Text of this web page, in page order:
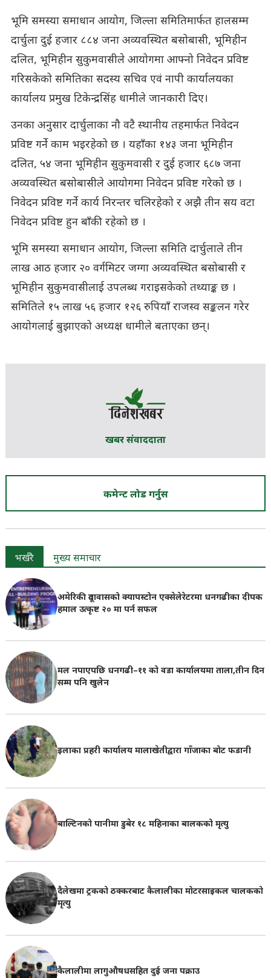
भूमि समस्या समाधान आयोग, जिल्ला समितिमार्फत हालसम्म
दार्चुला दुई हजार ८८४ जना अव्यवस्थित बसोबासी, भूमिहीन
दलित, भूमिहीन सुकुमवासीले आयोगमा आफ्नो निवेदन प्रविष्ट
गरिसकेको समितिका सदस्य सचिव एवं नापी कार्यालयका
कार्यालय प्रमुख टिकेन्द्रसिंह धामीले जानकारी दिए।
उनका अनुसार दार्चुलाका नौ वटै स्थानीय तहमार्फत निवेदन
प्रविष्ट गर्ने काम भइरहेको छ । यहाँका १४३ जना भूमिहीन
दलित, ५४ जना भूमिहीन सुकुमवासी र दुई हजार ६८७ जना
अव्यवस्थित बसोबासीले आयोगमा निवेदन प्रविष्ट गरेको छ ।
निवेदन प्रविष्ट गर्ने कार्य निरन्तर चलिरहेको र अझै तीन सय वटा
निवेदन प्रविष्ट हुन बाँकी रहेको छ ।
भूमि समस्या समाधान आयोग, जिल्ला समिति दार्चुलाले तीन
लाख आठ हजार २० वर्गमिटर जग्गा अव्यवस्थित बसोबासी र
भूमिहीन सुकुमवासीलाई उपलब्ध गराइसकेको तथ्याङ्क छ ।
समितिले १५ लाख ५६ हजार १२६ रुपियाँ राजस्व सङ्कलन गरेर
आयोगलाई बुझाएको अध्यक्ष धामीले बताएका छन्।
खबर संवाददाता
कमेन्ट लोड गर्नुस
भर्खरै मुख्य समाचार
अमेरिकी दूतावासको क्यापस्टोन एक्सेलेरेटरमा धनगढीका दीपक
हमाल उत्कृष्ट २० मा पर्न सफल
मल नपाएपछि धनगढी–११ को वडा कार्यालयमा ताला,तीन दिन
सम्म पनि खुलेन
इलाका प्रहरी कार्यालय मालाखेतीद्वारा गाँजाका बोट फडानी
बाल्टिनको पानीमा डुबेर १८ महिनाका बालकको मृत्यु
दैलेखमा ट्रकको ठक्करबाट कैलालीका मोटरसाइकल चालकको
मृत्यु
कैलालीमा लागुऔषधसहित दुई जना पक्राउ